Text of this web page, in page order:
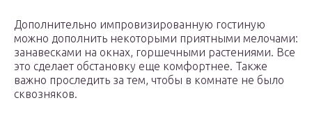
Дополнительно импровизированную гостиную
можно дополнить некоторыми приятными мелочами:
занавесками на окнах, горшечными растениями. Все
это сделает обстановку еще комфортнее. Также
важно проследить за тем, чтобы в комнате не было
сквозняков.